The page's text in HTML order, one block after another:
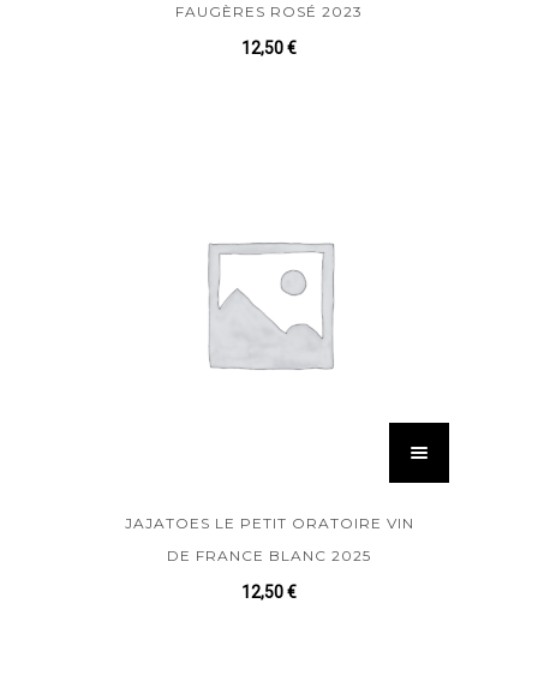
FAUGÈRES ROSÉ 2023
12,50€
JAJATOES LE PETIT ORATOIRE VIN
DE FRANCE BLANC 2025
12,50€